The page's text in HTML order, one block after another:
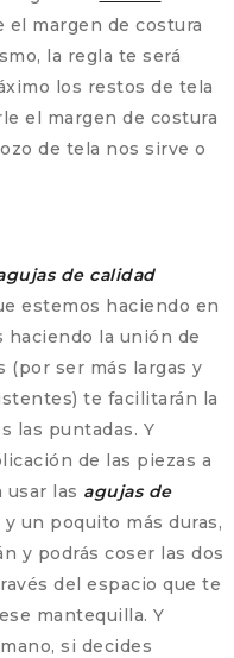
el margen de costura
la regla te será
los restos de tela
el margen de costura
de tela nos sirve o
de calidad
estemos haciendo en
haciendo la unión de
(por ser más largas y
te facilitarán la
las puntadas. Y
de las piezas a
usar las agujas de
un poquito más duras,
y podrás coser las dos
del espacio que te
mantequilla. Y
si decides